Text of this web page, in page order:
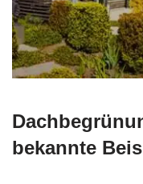
bekannte